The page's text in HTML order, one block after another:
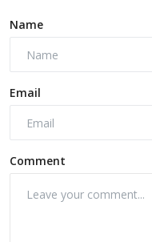
Name
Email
Comment